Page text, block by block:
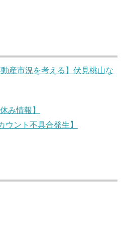
産市況を考える】伏見桃山な
み情報】
ウント不具合発生】